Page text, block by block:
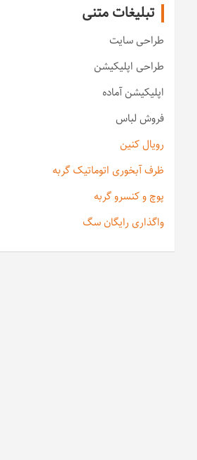
تبلیغات متنی
طراحی سایت
طراحی اپلیکیشن
اپلیکیشن آماده
فروش لباس
رویال کنین
ظرف آبخوری اتوماتیک گربه
پوچ و کنسرو گربه
واگذاری رایگان سگ